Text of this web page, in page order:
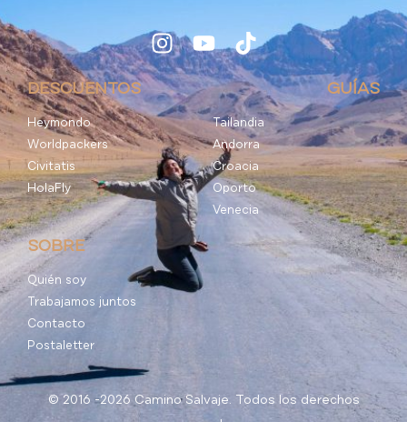
DESCUENTOS
Heymondo
Worldpackers
Civitatis
HolaFly
GUÍAS
Tailandia
Andorra
Croacia
Oporto
Venecia
SOBRE
Quién soy
Trabajamos juntos
Contacto
Postaletter
© 2016 -2026 Camino Salvaje. Todos los derechos